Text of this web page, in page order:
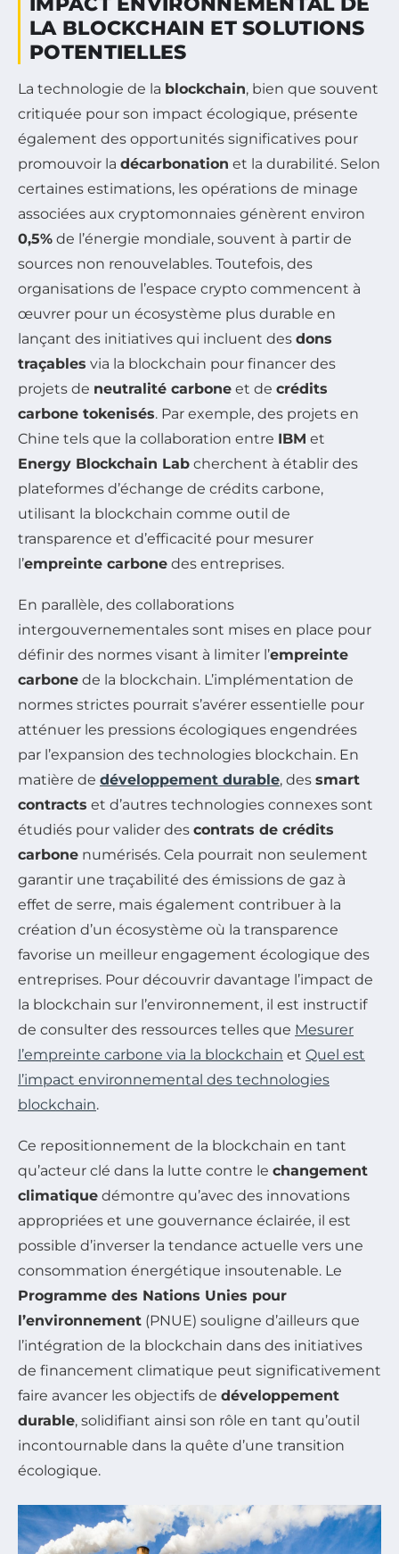
LA BLOCKCHAIN ET SOLUTIONS
POTENTIELLES
La technologie de la blockchain, bien que souvent
critiquée pour son impact écologique, présente
également des opportunités significatives pour
promouvoir la décarbonation et la durabilité. Selon
certaines estimations, les opérations de minage
associées aux cryptomonnaies génèrent environ
0,5% de l’énergie mondiale, souvent à partir de
sources non renouvelables. Toutefois, des
organisations de l’espace crypto commencent à
œuvrer pour un écosystème plus durable en
lançant des initiatives qui incluent des dons
traçables via la blockchain pour financer des
projets de neutralité carbone et de crédits
carbone tokenisés. Par exemple, des projets en
Chine tels que la collaboration entre IBM et
Energy Blockchain Lab cherchent à établir des
plateformes d’échange de crédits carbone,
utilisant la blockchain comme outil de
transparence et d’efficacité pour mesurer
l’empreinte carbone des entreprises.
En parallèle, des collaborations
intergouvernementales sont mises en place pour
définir des normes visant à limiter l’empreinte
carbone de la blockchain. L’implémentation de
normes strictes pourrait s’avérer essentielle pour
atténuer les pressions écologiques engendrées
par l’expansion des technologies blockchain. En
matière de développement durable, des smart
contracts et d’autres technologies connexes sont
étudiés pour valider des contrats de crédits
carbone numérisés. Cela pourrait non seulement
garantir une traçabilité des émissions de gaz à
effet de serre, mais également contribuer à la
création d’un écosystème où la transparence
favorise un meilleur engagement écologique des
entreprises. Pour découvrir davantage l’impact de
la blockchain sur l’environnement, il est instructif
de consulter des ressources telles que Mesurer
l’empreinte carbone via la blockchain et Quel est
l’impact environnemental des technologies
blockchain.
Ce repositionnement de la blockchain en tant
qu’acteur clé dans la lutte contre le changement
climatique démontre qu’avec des innovations
appropriées et une gouvernance éclairée, il est
possible d’inverser la tendance actuelle vers une
consommation énergétique insoutenable. Le
Programme des Nations Unies pour
l’environnement (PNUE) souligne d’ailleurs que
l’intégration de la blockchain dans des initiatives
de financement climatique peut significativement
faire avancer les objectifs de développement
durable, solidifiant ainsi son rôle en tant qu’outil
incontournable dans la quête d’une transition
écologique.